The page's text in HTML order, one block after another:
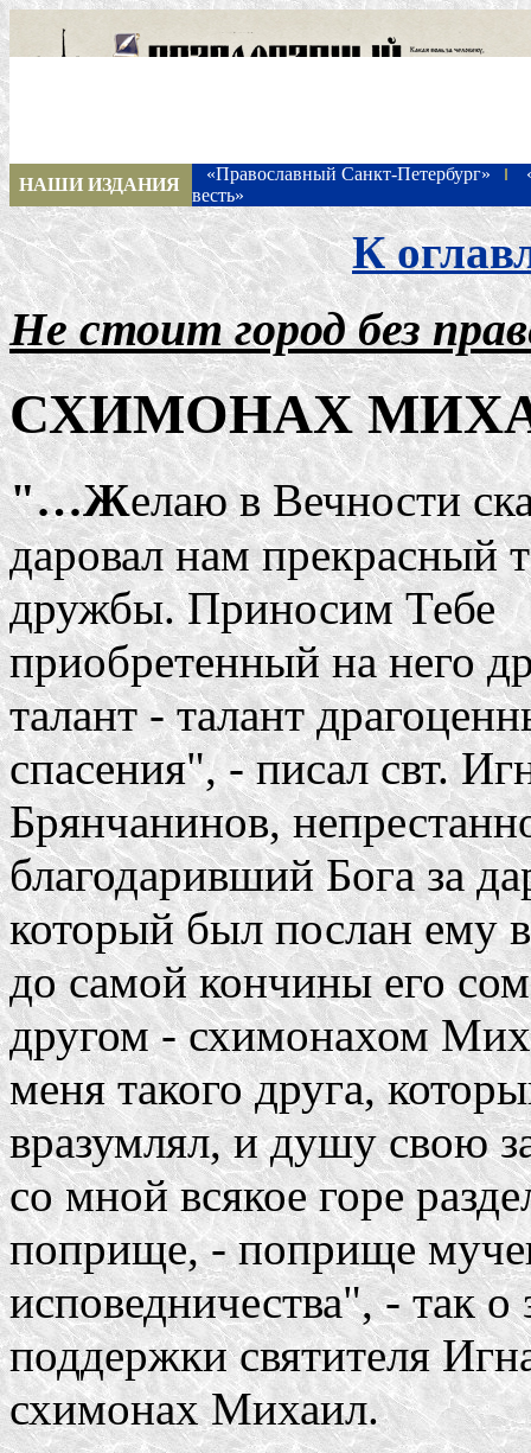
НАШИ ИЗДАНИЯ
«Православный Санкт-Петербург»
весть»
К
Не стоит город без
СХИМОНАХ
"…Желаю в Вечности
даровал нам прекрасный
дружбы. Приносим Тебе
приобретенный на него
талант - талант
спасения", - писал свт.
Брянчанинов,
благодаривший Бога за
который был послан ему
до самой кончины его
другом - схимонахом
меня такого друга,
вразумлял, и душу свою
со мной всякое горе
поприще, - поприще
исповедничества", - так
поддержки святителя
схимонах Михаил.